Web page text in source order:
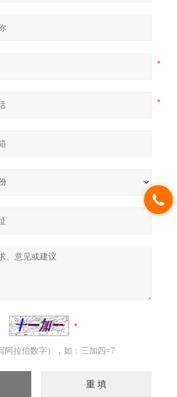
阿拉伯数字），如：三加四=7